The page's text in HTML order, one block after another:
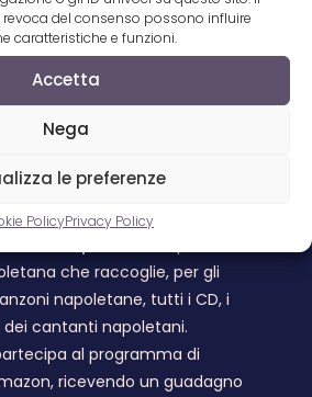
del consenso possono influire
caratteristiche e funzioni.
Accetta
Nega
le preferenze
PolicyPrivacy Policy
che raccoglie, per gli
napoletane, tutti i CD, i
cantanti napoletani.
al programma di
ricevendo un guadagno